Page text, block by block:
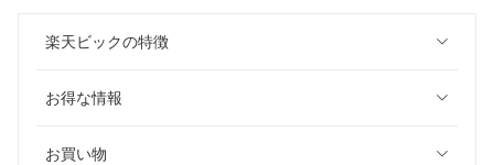
楽天ビックの特徴
お得な情報
お買い物